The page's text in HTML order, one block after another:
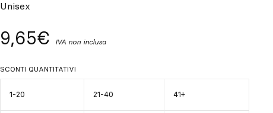
Unisex
9,65€ IVA non inclusa
SCONTI QUANTITATIVI
1-20 21-40 41+